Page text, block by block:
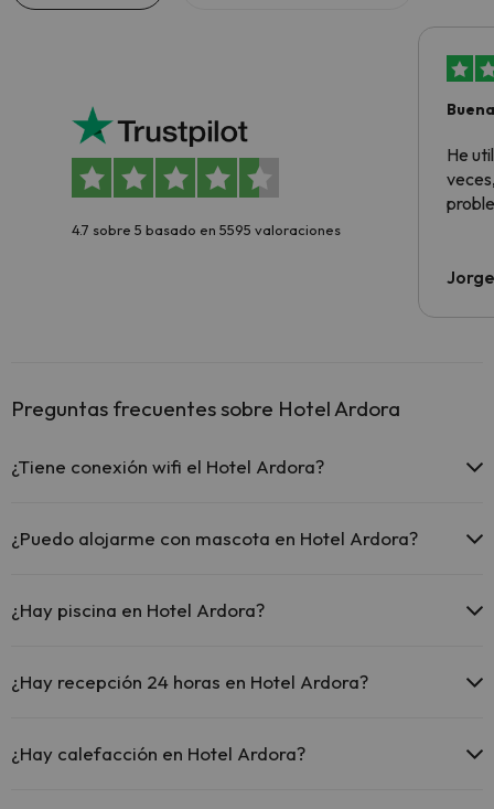
4.7 sobre 5 basado en 5595 valoraciones
He
Preguntas frecuentes sobre Hotel Ardora
¿Tiene conexión wifi el Hotel Ardora?
El Hotel Ardora dispone de Wi-Fi.
¿Puedo alojarme con mascota en Hotel Ardora?
¿Hay piscina en Hotel Ardora?
tienes más info sobre la piscina y otras instalaciones.
¿Hay recepción 24 horas en Hotel Ardora?
¿Hay calefacción en Hotel Ardora?